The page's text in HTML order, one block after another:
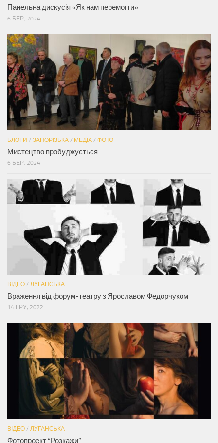
Панельна дискусія «Як нам перемогти»
6 БЕР, 2024
БЛОГИ / ЗАПОРІЗЬКА / МЕДІА / ФОТО
Мистецтво пробуджується
6 БЕР, 2024
ВІДЕО / ЛУГАНСЬКА
Враження від форум-театру з Ярославом Федорчуком
14 ГРУ, 2022
ВІДЕО / ЛУГАНСЬКА
Фотопроект “Розкажи”